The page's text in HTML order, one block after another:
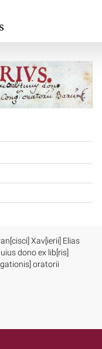
Xav[ierii] Elias
dono ex lib[ris]
oratorii